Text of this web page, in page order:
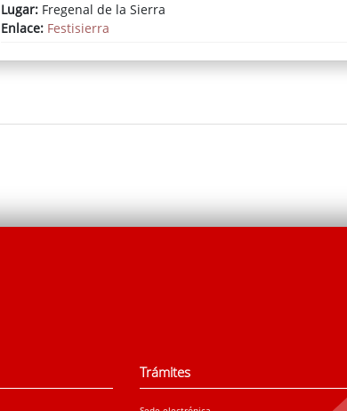
Lugar:Fregenal de la Sierra
Enlace: Festisierra
Trámites